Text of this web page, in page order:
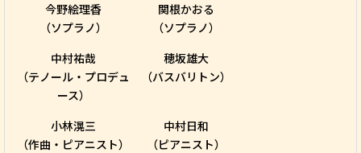
今野絵理香
（ソプラノ）
関根かおる
（ソプラノ）
中村祐哉
（テノール・プロデュ
ース）
穂坂雄大
（バスバリトン）
小林滉三
（作曲・ピアニスト）
中村日和
（ピアニスト）